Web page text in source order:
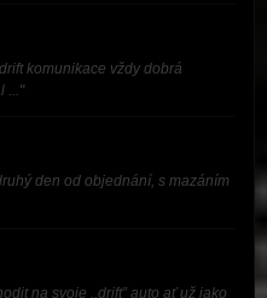
komunikace vždy dobrá
..."
den od objednání, s mazáním
na svoje ,,drift” auto ať už jako